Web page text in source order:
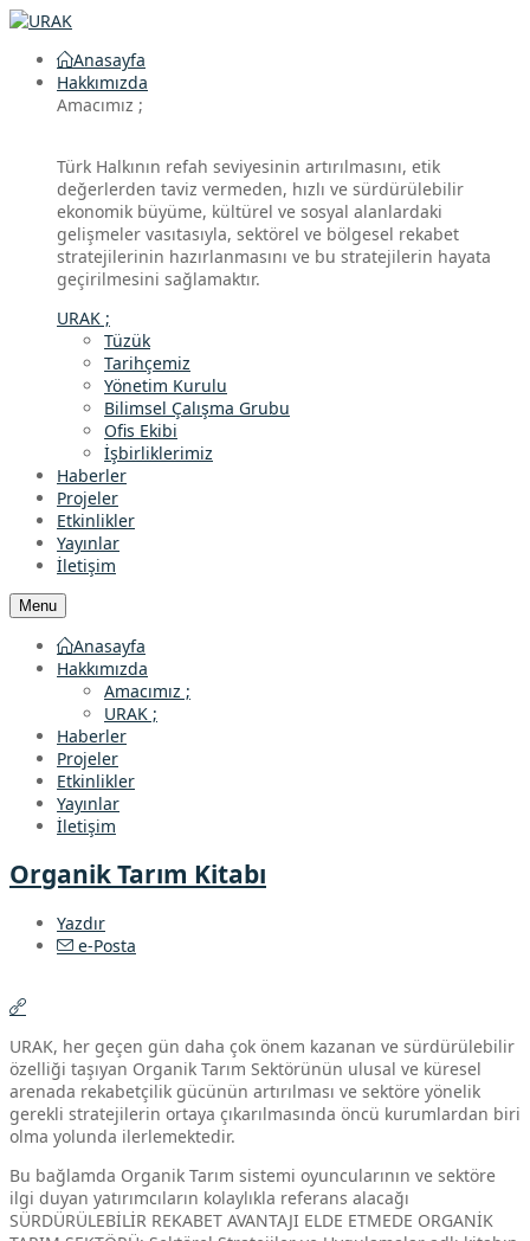
Anasayfa
Hakkımızda
Amacımız ;
Türk Halkının refah seviyesinin artırılmasını, etik
değerlerden taviz vermeden, hızlı ve sürdürülebilir
ekonomik büyüme, kültürel ve sosyal alanlardaki
gelişmeler vasıtasıyla, sektörel ve bölgesel rekabet
stratejilerinin hazırlanmasını ve bu stratejilerin hayata
geçirilmesini sağlamaktır.
URAK ;
Tüzük
Tarihçemiz
Yönetim Kurulu
Bilimsel Çalışma Grubu
Ofis Ekibi
İşbirliklerimiz
Haberler
Projeler
Etkinlikler
Yayınlar
İletişim
Menu
Anasayfa
Hakkımızda
Amacımız ;
URAK ;
Haberler
Projeler
Etkinlikler
Yayınlar
İletişim
Organik Tarım Kitabı
Yazdır
e-Posta
URAK, her geçen gün daha çok önem kazanan ve sürdürülebilir
özelliği taşıyan Organik Tarım Sektörünün ulusal ve küresel
arenada rekabetçilik gücünün artırılması ve sektöre yönelik
gerekli stratejilerin ortaya çıkarılmasında öncü kurumlardan biri
olma yolunda ilerlemektedir.
Bu bağlamda Organik Tarım sistemi oyuncularının ve sektöre
ilgi duyan yatırımcıların kolaylıkla referans alacağı
SÜRDÜRÜLEBİLİR REKABET AVANTAJI ELDE ETMEDE ORGANİK